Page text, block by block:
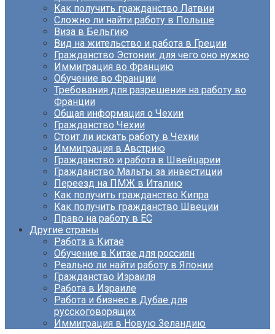
Как получить гражданство Латвии
Сложно ли найти работу в Польше
Виза в Бельгию
Вид на жительство и работа в Греции
Гражданство Эстонии: для чего оно нужно
Иммиграция во Францию
Обучение во Франции
Требования для разрешения на работу во
Франции
Общая информация о Чехии
Гражданство Чехии
Стоит ли искать работу в Чехии
Иммиграция в Австрию
Гражданство и работа в Швейцарии
Гражданство Мальты за инвестиции
Переезд на ПМЖ в Италию
Как получить гражданство Кипра
Как получить гражданство Швеции
Право на работу в ЕС
Другие страны
Работа в Китае
Обучение в Китае для россиян
Реально ли найти работу в Японии
Гражданство Израиля
Работа в Израиле
Работа и бизнес в Дубае для
русскоговорящих
Иммиграция в Новую Зеландию